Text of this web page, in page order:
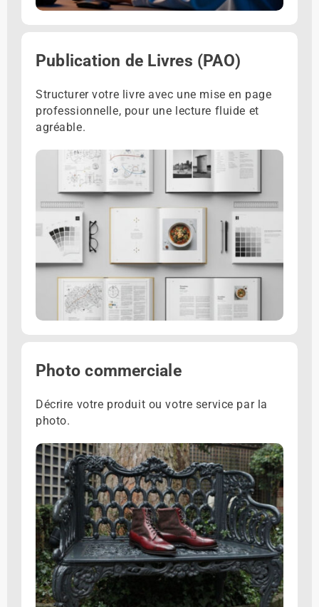
Publication de Livres (PAO)
Structurer votre livre avec une mise en page
professionnelle, pour une lecture fluide et
agréable.
Photo commerciale
Décrire votre produit ou votre service par la
photo.